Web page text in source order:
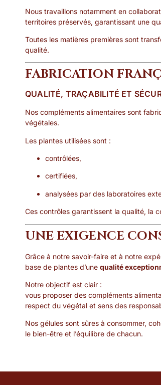
Nous travaillons notamment en
territoires préservés, garantissant une
Toutes les matières premières sont
qualité.
FABRICATION
QUALITÉ, TRAÇABILITÉ ET
Nos compléments alimentaires sont
végétales.
Les plantes utilisées sont :
contrôlées,
certifiées,
analysées par des laboratoires
Ces contrôles garantissent la qualité, la
UNE EXIGENCE
Grâce à notre savoir-faire et à notre
base de plantes d’une qualité
Notre objectif est clair :
vous proposer des compléments
respect du végétal et sens des
Nos gélules sont sûres à consommer,
le bien-être et l’équilibre de chacun.